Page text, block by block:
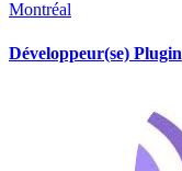
Montréal
Développeur(se) Plugin